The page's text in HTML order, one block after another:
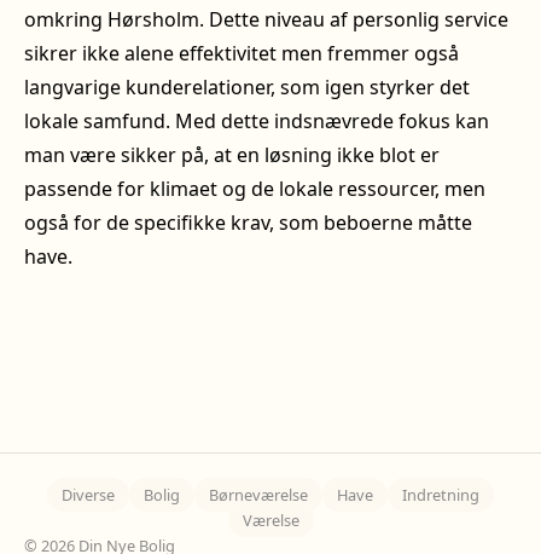
omkring Hørsholm. Dette niveau af personlig service
sikrer ikke alene effektivitet men fremmer også
langvarige kunderelationer, som igen styrker det
lokale samfund. Med dette indsnævrede fokus kan
man være sikker på, at en løsning ikke blot er
passende for klimaet og de lokale ressourcer, men
også for de specifikke krav, som beboerne måtte
have.
Diverse Bolig Børneværelse Have
Indretning
Værelse
© 2026 Din Nye Bolig